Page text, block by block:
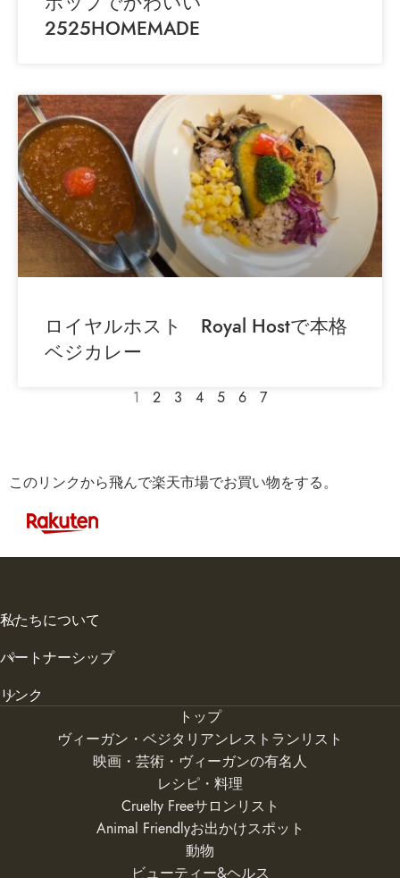
2525HOMEMADE
ロイヤルホスト Royal Hostで本格
ベジカレー
1 2 3 4 5 6 7
このリンクから飛んで楽天市場でお買い物をする。
私たちについて
パートナーシップ
リンク
トップ
ヴィーガン・ベジタリアンレストランリスト
映画・芸術・ヴィーガンの有名人
レシピ・料理
Cruelty Freeサロンリスト
Animal Friendlyお出かけスポット
動物
ビューティー&ヘルス